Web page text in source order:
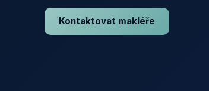
Kontaktovat makléře